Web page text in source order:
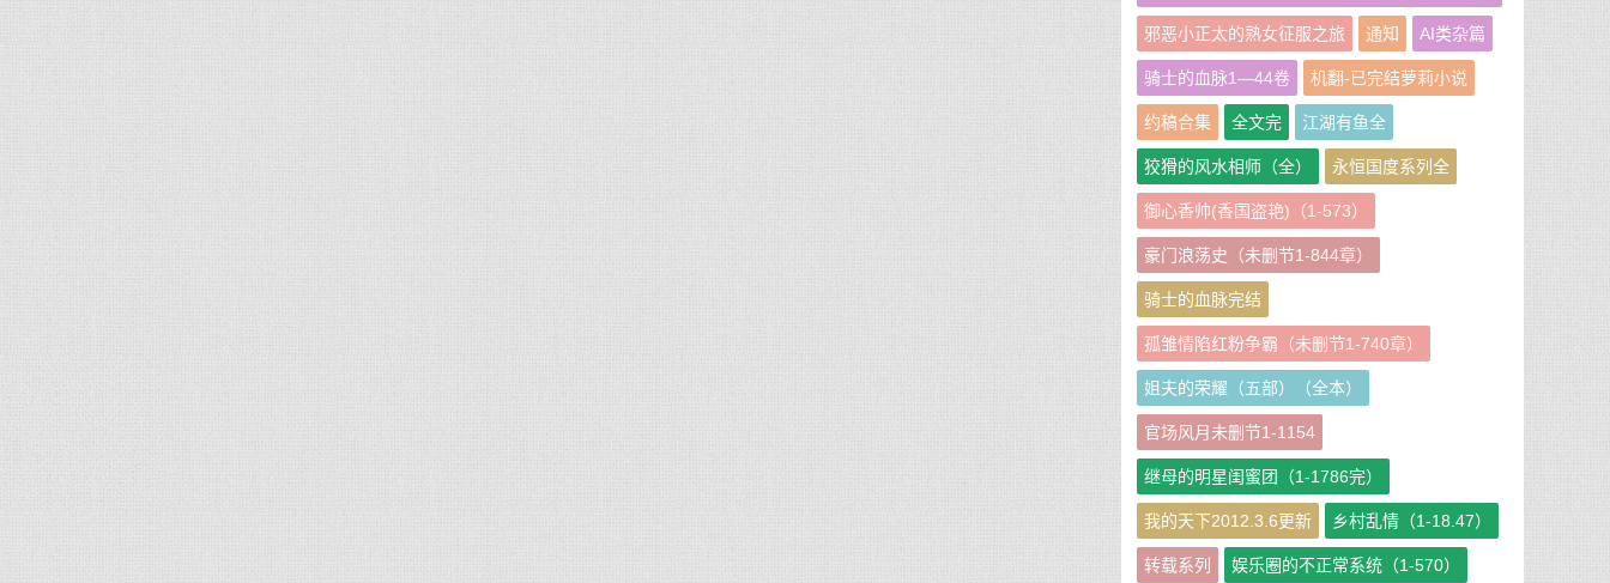
新}
邪恶小正太的熟女征服之旅 通知 AI类杂篇
骑士的血脉1—44卷 机翻-已完结萝莉小说
约稿合集 全文完 江湖有鱼全
狡猾的风水相师（全） 永恒国度系列全
御心香帅(香国盗艳)（1-573）
豪门浪荡史（未删节1-844章）
骑士的血脉完结
孤雏情陷红粉争霸（未删节1-740章）
姐夫的荣耀（五部）（全本）
官场风月未删节1-1154
继母的明星闺蜜团（1-1786完）
我的天下2012.3.6更新 乡村乱情（1-18.47）
转载系列 娱乐圈的不正常系统（1-570）